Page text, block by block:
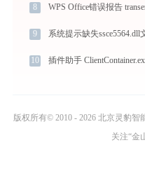
8
9 系统提示缺失
10
版权所有© 2010 - 2026 北京灵豹智
关注“金